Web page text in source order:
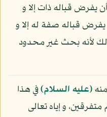
يفرض قباله ذات إلا و
قباله صفة له إلا و
لأنه بحث غير محدود
(عليه السلام)في هذا
و إياه تعالى